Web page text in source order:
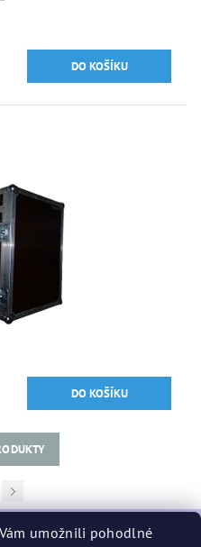
umožnili pohodlné